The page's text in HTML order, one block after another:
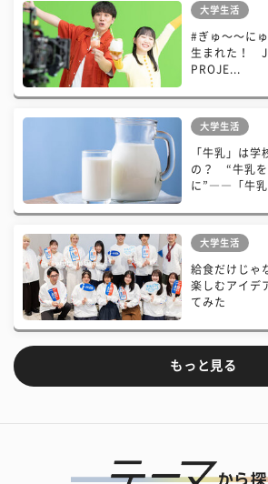
大学生活
#ぎゅ〜〜に
生まれた！ J
PROJE...
大学生活
「牛乳」は学
の？ “牛乳を
に”――「牛乳
大学生活
給食だけじゃ
楽しむアイデ
てみた
もっと見る